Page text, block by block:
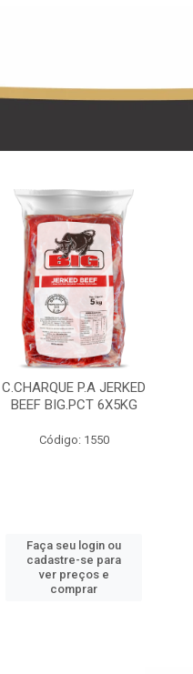
C.CHARQUE P.A JERKED
BEEF BIG.PCT 6X5KG
Código: 1550
Faça seu login ou
cadastre-se para
ver preços e
comprar